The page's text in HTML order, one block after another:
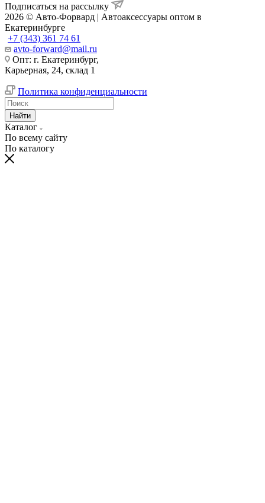
Подписаться на рассылку
2026 © Авто-Форвард | Автоаксессуары оптом в
Екатеринбурге
+7 (343) 361 74 61
avto-forward@mail.ru
Опт: г. Екатеринбург,
Карьерная, 24, склад 1
Политика конфиденциальности
Найти
Каталог
По всему сайту
По каталогу